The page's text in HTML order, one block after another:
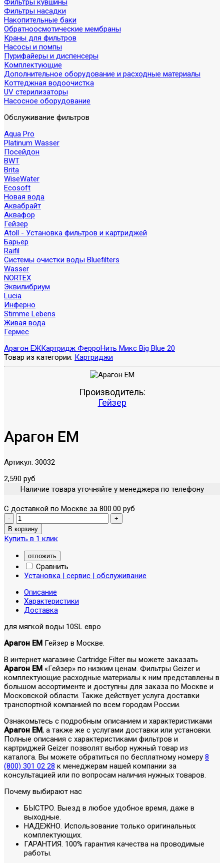
Фильтры кувшины
Фильтры насадки
Накопительные баки
Обратноосмотические мембраны
Краны для фильтров
Насосы и помпы
Пурифайеры и диспенсеры
Комплектующие
Дополнительное оборудование и расходные материалы
Коттеджная водоочистка
UV стерилизаторы
Насосное оборудование
Обслуживание фильтров
Aqua Pro
Platinum Wasser
Посейдон
BWT
Brita
WiseWater
Ecosoft
Новая вода
Аквабрайт
Аквафор
Гейзер
Atoll - Установка фильтров и картриджей
Барьер
Raifil
Системы очистки воды Bluefilters
Wasser
NORTEX
Эквилибриум
Lucia
Инферно
Stimme Lebens
Живая вода
Гермес
Арагон ЕЖКартридж ФерроНить Микс Big Blue 20
Товар из категории: Картриджи
Производитель:
Гейзер
Арагон ЕМ
Артикул: 30032
2,590 руб
Наличие товара уточняйте у менеджера по телефону
С доставкой по Москве за 800.00 руб
Купить в 1 клик
отложить
Сравнить
Установка | сервис | обслуживание
Описание
Характеристики
Доставка
для мягкой воды 10SL евро
Арагон ЕМ Гейзер в Москве.
В интернет магазине Cartridge Filter вы можете заказать
Арагон ЕМ «Гейзер» по низким ценам. Фильтры Geizer и
комплектующие расходные материалы к ним представлены в
большом ассортименте и доступны для заказа по Москве и
Московской области. Также действует услуга доставки
транспортной компанией по всем городам России.
Ознакомьтесь с подробным описанием и характеристиками
Арагон ЕМ, а также же с услугами доставки или установки.
Полные описания с характеристиками фильтров и
картриджей Geizer позволят выбор нужный товар из
каталога. Вы можете обратиться по бесплатному номеру 8
(800) 301 02 28 к менеджерам нашей компании за
консультацией или по вопросам наличия нужных товаров.
Почему выбирают нас
БЫСТРО. Выезд в любое удобное время, даже в
выходные.
НАДЕЖНО. Использование только оригинальных
комплектующих.
ГАРАНТИЯ. 100% гарантия качества на проводимые
работы.